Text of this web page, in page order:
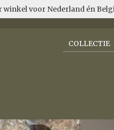
voor Nederland én
COLLECTIE